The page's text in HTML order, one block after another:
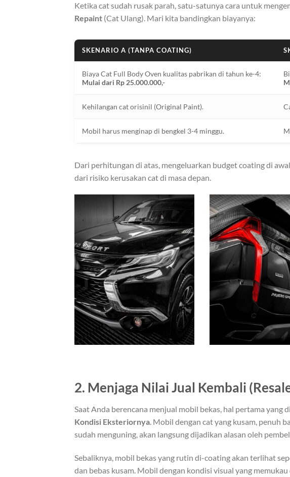
Ketika cat sudah rusak parah, satu-satunya cara untuk
Repaint (Cat Ulang). Mari kita bandingkan biayanya:
SKENARIO A (TANPA COATING)
Biaya Cat Full Body Oven kualitas pabrikan di tahun ke-4:
Mulai dari Rp 25.000.000,-
Kehilangan cat orisinil (Original Paint).
Mobil harus menginap di bengkel 3-4 minggu.
Dari perhitungan di atas, mengeluarkan budget coating di
dari risiko kerusakan cat di masa depan.
2. Menjaga Nilai Jual Kembali
Saat Anda berencana menjual mobil bekas, hal pertama yang
Kondisi Eksteriornya. Mobil dengan cat yang kusam, penuh
sudah menguning, akan langsung dijadikan alasan oleh
Sebaliknya, mobil bekas yang rutin di-coating akan terlihat
dan bebas kusam. Mobil dengan kondisi visual yang